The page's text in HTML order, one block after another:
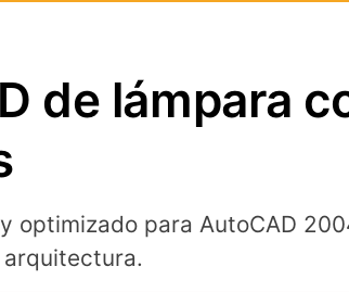
de lámpara
optimizado para AutoCAD